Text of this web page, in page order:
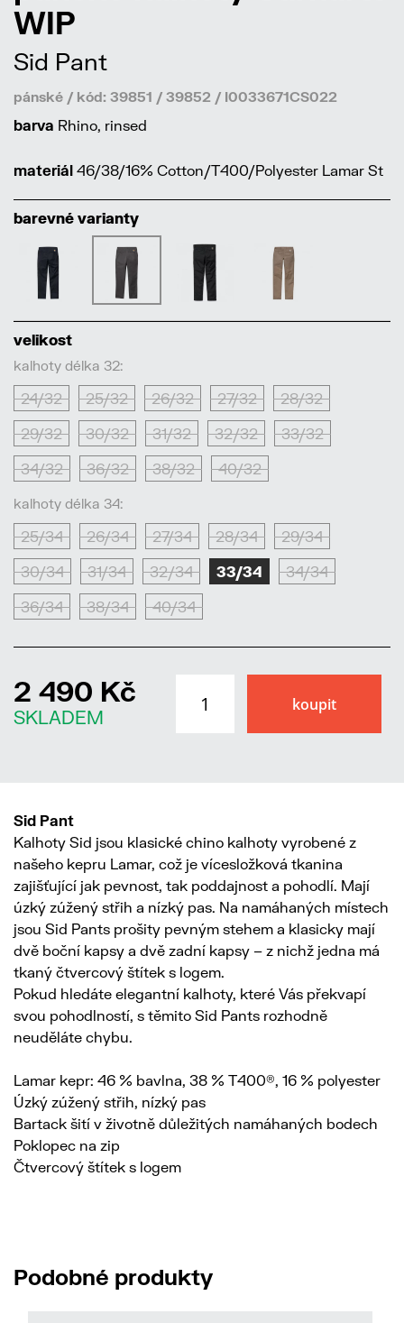
WIP
Sid Pant
pánské / kód: 39851 / 39852 / I0033671CS022
barva Rhino, rinsed
materiál 46/38/16% Cotton/T400/Polyester Lamar St
barevné varianty
velikost
kalhoty délka 32:
24/32 25/32 26/32 27/32 28/32
29/32 30/32 31/32 32/32 33/32
34/32 36/32 38/32 40/32
kalhoty délka 34:
25/34 26/34 27/34 28/34 29/34
30/34 31/34 32/34 33/34 34/34
36/34 38/34 40/34
2 490 Kč
SKLADEM
Sid Pant
Kalhoty Sid jsou klasické chino kalhoty vyrobené z
našeho kepru Lamar, což je vícesložková tkanina
zajišťující jak pevnost, tak poddajnost a pohodlí. Mají
úzký zúžený střih a nízký pas. Na namáhaných místech
jsou Sid Pants prošity pevným stehem a klasicky mají
dvě boční kapsy a dvě zadní kapsy – z nichž jedna má
tkaný čtvercový štítek s logem.
Pokud hledáte elegantní kalhoty, které Vás překvapí
svou pohodlností, s těmito Sid Pants rozhodně
neuděláte chybu.
Lamar kepr: 46 % bavlna, 38 % T400®, 16 % polyester
Úzký zúžený střih, nízký pas
Bartack šití v životně důležitých namáhaných bodech
Poklopec na zip
Čtvercový štítek s logem
Podobné produkty